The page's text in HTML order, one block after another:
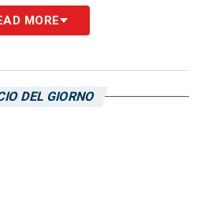
blucerchiati, come
deIl Secolo XIX
di 358.068 persone in
MORE
DEL GIORNO